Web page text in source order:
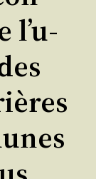
l’u­